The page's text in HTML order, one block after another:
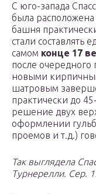
С юго-запада
была расположена
башня
стали составлять
самом конце 17
после очередного
новыми
шатровым
практически до
решение двух
оформлении
проемов и т.д.)
Так выглядела
Турнерелли. Сер.